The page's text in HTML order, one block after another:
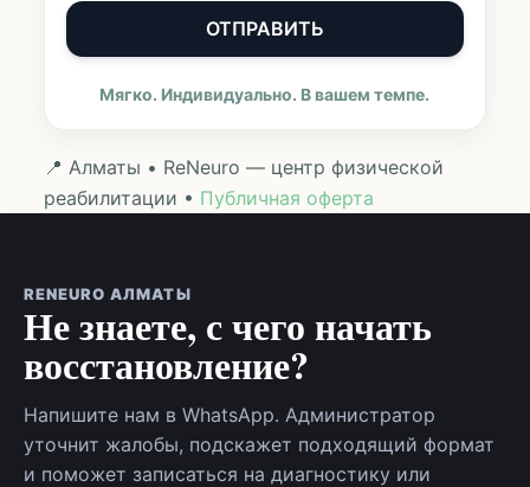
ОТПРАВИТЬ
Мягко. Индивидуально. В вашем темпе.
📍 Алматы • ReNeuro — центр физической
реабилитации • Публичная оферта
RENEURO АЛМАТЫ
Не знаете, с чего начать
восстановление?
Напишите нам в WhatsApp. Администратор
уточнит жалобы, подскажет подходящий формат
и поможет записаться на диагностику или